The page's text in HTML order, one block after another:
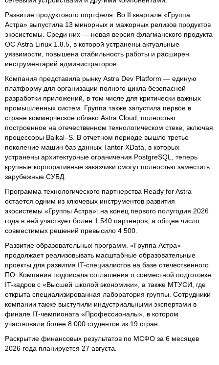
Развитие продуктового портфеля. Во II квартале «Группа
Астра» выпустила 13 минорных и мажорных релизов продуктов
экосистемы. Среди них — новая версия флагманского продукта
ОС Astra Linux 1.8.5, в которой устранены актуальные
уязвимости, повышена стабильность работы и расширен
инструментарий администраторов.
Компания представила рынку Astra Dev Platform — единую
платформу для организации полного цикла безопасной
разработки приложений, в том числе для критически важных
промышленных систем. Группа также запустила первое в
стране коммерческое облако Astra Cloud, полностью
построенное на отечественном технологическом стеке, включая
процессоры Baikal–S. В отчетном периоде вышло третье
поколение машин баз данных Tantor XData, в которых
устранены архитектурные ограничения PostgreSQL, теперь
крупные корпоративные заказчики смогут полностью заместить
зарубежные СУБД.
Программа технологического партнерства Ready for Astra
остается одним из ключевых инструментов развития
экосистемы «Группы Астра»: на конец первого полугодия 2026
года в ней участвует более 1 540 партнеров, а общее число
совместимых решений превысило 4 500.
Развитие образовательных программ. «Группа Астра»
продолжает реализовывать масштабные образовательные
проекты для развития IT-специалистов на базе отечественного
ПО. Компания подписала соглашения о совместной подготовке
IT-кадров с «Высшей школой экономики», а также МТУСИ, где
открыта специализированная лаборатория группы. Сотрудники
компании также выступили индустриальными экспертами в
финале IT-чемпионата «Профессионалы», в котором
участвовали более 8 000 студентов из 19 стран.
Раскрытие финансовых результатов по МСФО за 6 месяцев
2026 года планируется 27 августа.